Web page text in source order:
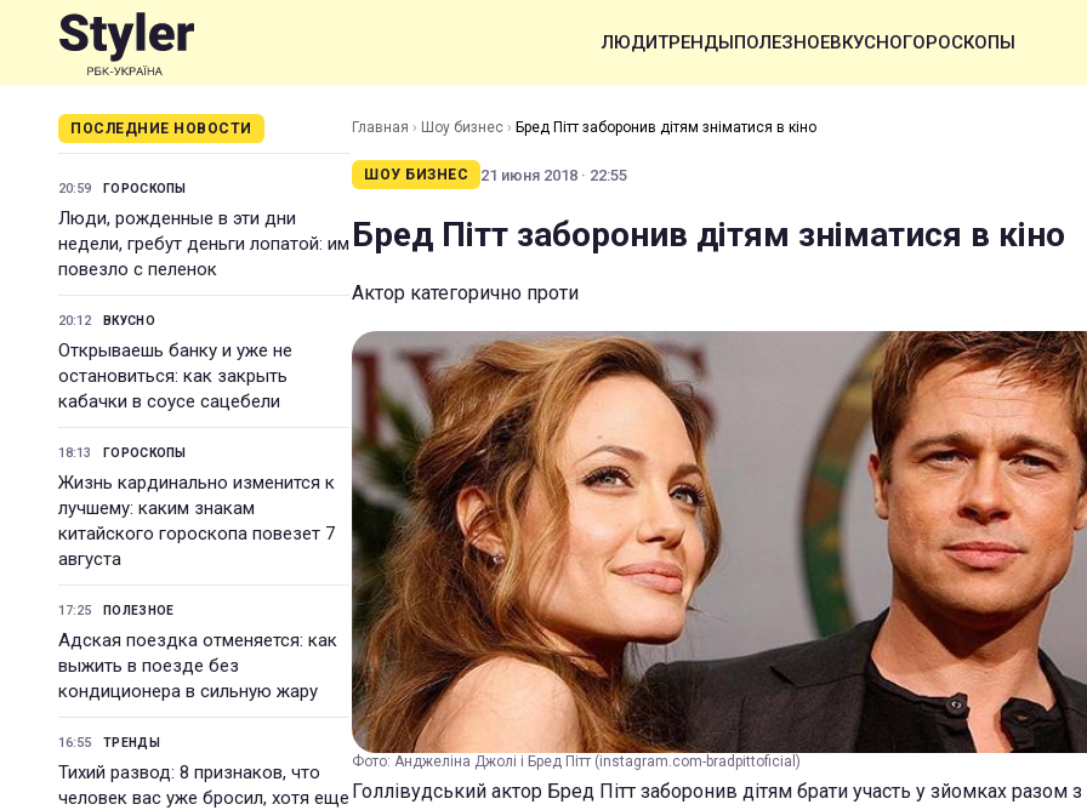
ЛЮДИТРЕНДЫПОЛЕЗНОЕВКУСНОГОРОСКОПЫ
ПОСЛЕДНИЕ НОВОСТИ
20:59 ГОРОСКОПЫ
Люди, рожденные в эти дни
недели, гребут деньги лопатой: им
повезло с пеленок
20:12 ВКУСНО
Открываешь банку и уже не
остановиться: как закрыть
кабачки в соусе сацебели
18:13 ГОРОСКОПЫ
Жизнь кардинально изменится к
лучшему: каким знакам
китайского гороскопа повезет 7
августа
17:25 ПОЛЕЗНОЕ
Адская поездка отменяется: как
выжить в поезде без
кондиционера в сильную жару
16:55 ТРЕНДЫ
Тихий развод: 8 признаков, что
человек вас уже бросил, хотя еще
Главная › Шоу бизнес › Бред Пітт заборонив дітям зніматися в кіно
ШОУ БИЗНЕС 21 июня 2018 · 22:55
Бред Пітт заборонив дітям зніматися в кіно
Актор категорично проти
Фото: Анджеліна Джолі і Бред Пітт (instagram.com-bradpittoficial)
Голлівудський актор Бред Пітт заборонив дітям брати участь у зйомках разом